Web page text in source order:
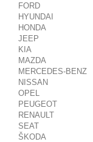
FORD
HYUNDAI
HONDA
JEEP
KIA
MAZDA
MERCEDES-BENZ
NISSAN
OPEL
PEUGEOT
RENAULT
SEAT
ŠKODA